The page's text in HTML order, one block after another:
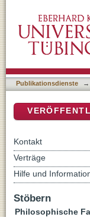
Publikationsdienste →
Kontakt
Verträge
Hilfe und
Stöbern
Philosophische